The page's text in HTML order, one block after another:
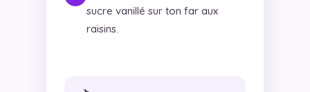
sucre vanillé sur ton far aux
raisins.